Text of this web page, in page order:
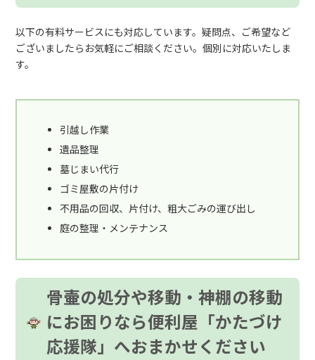
以下の有料サービスにも対応しています。疑問点、ご希望など
ございましたらお気軽にご相談ください。個別に対応いたしま
す。
引越し作業
遺品整理
墓じまい代行
ゴミ屋敷の片付け
不用品の回収、片付け、粗大ごみの運び出し
庭の整理・メンテナンス
骨壷の処分や移動・神棚の移動
にお困りなら便利屋「かたづけ
応援隊」へおまかせください